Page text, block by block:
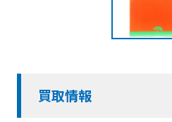
買取情報